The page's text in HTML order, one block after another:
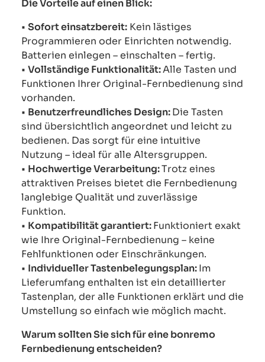
Die Vorteile auf einen Blick:
• Sofort einsatzbereit: Kein lästiges
Programmieren oder Einrichten notwendig.
Batterien einlegen – einschalten – fertig.
• Vollständige Funktionalität:Alle Tasten und
Funktionen Ihrer Original-Fernbedienung sind
vorhanden.
• Benutzerfreundliches Design:Die Tasten
sind übersichtlich angeordnet und leicht zu
bedienen. Das sorgt für eine intuitive
Nutzung – ideal für alle Altersgruppen.
• Hochwertige Verarbeitung:Trotz eines
attraktiven Preises bietet die Fernbedienung
langlebige Qualität und zuverlässige
Funktion.
• Kompatibilität garantiert:Funktioniert exakt
wie Ihre Original-Fernbedienung – keine
Fehlfunktionen oder Einschränkungen.
• Individueller Tastenbelegungsplan:Im
Lieferumfang enthalten ist ein detaillierter
Tastenplan, der alle Funktionen erklärt und die
Umstellung so einfach wie möglich macht.
Warum sollten Sie sich für eine bonremo
Fernbedienung entscheiden?